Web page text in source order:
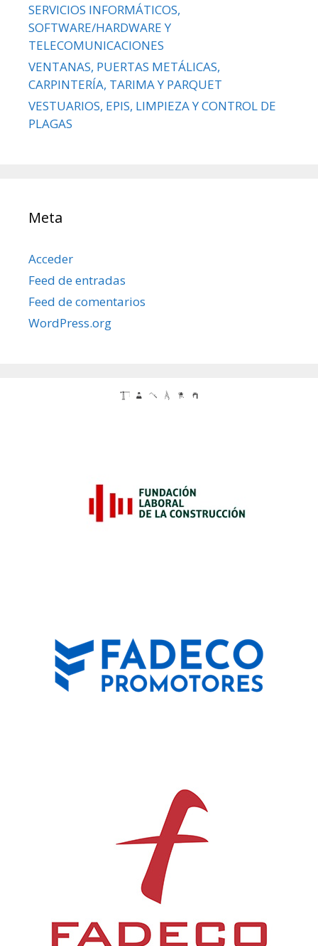
SERVICIOS INFORMÁTICOS,
SOFTWARE/HARDWARE Y
TELECOMUNICACIONES
VENTANAS, PUERTAS METÁLICAS,
CARPINTERÍA, TARIMA Y PARQUET
VESTUARIOS, EPIS, LIMPIEZA Y CONTROL DE
PLAGAS
Meta
Acceder
Feed de entradas
Feed de comentarios
WordPress.org